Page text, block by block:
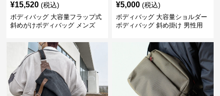
¥15,520 (税込)
ボディバッグ 大容量フラップ式
斜めがけボディバッグ メンズ
¥5,000 (税込)
ボディバッグ 大容量ショルダー
ボディバッグ 斜め掛け 男性用